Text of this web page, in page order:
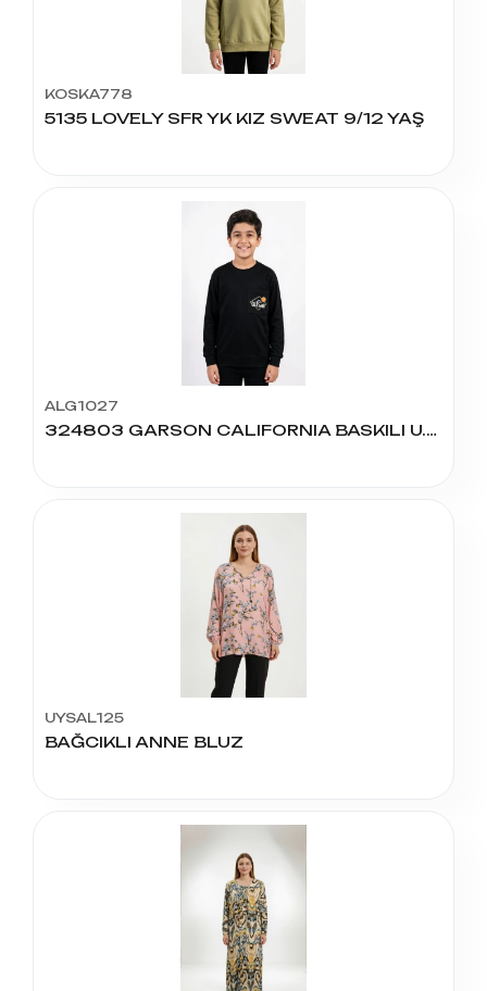
KOSKA778
5135 LOVELY SFR YK KIZ SWEAT 9/12 YAŞ
ALG1027
324803 GARSON CALIFORNIA BASKILI U.KOL
UYSAL125
BAĞCIKLI ANNE BLUZ